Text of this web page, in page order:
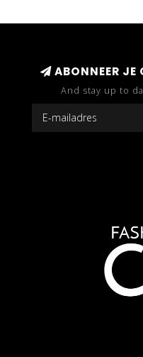
ABONNEER JE
And stay up to